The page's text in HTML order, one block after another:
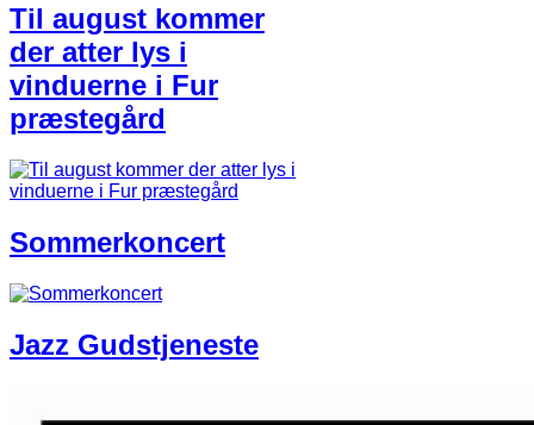
Til august kommer
der atter lys i
vinduerne i Fur
præstegård
Sommerkoncert
Jazz Gudstjeneste